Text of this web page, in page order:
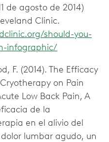
de agosto de 2014)
Clinic.
should-you-
infographic/
F. (2014). The Efficacy
on Pain
Low Back Pain, A
de la
en el alivio del
lumbar agudo, un